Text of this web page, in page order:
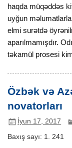
haqda müqəddəs
uyğun
elmi surətdə
aparılmamışdır.
təkamül prosesi
Özbək və
novatorları
İyun 17, 2017
Baxış sayı: 1. 241